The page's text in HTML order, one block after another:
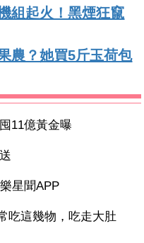
組起火！黑煙狂竄
農？她買5斤玉荷包
11億黃金曝
星聞APP
吃這幾物，吃走大肚